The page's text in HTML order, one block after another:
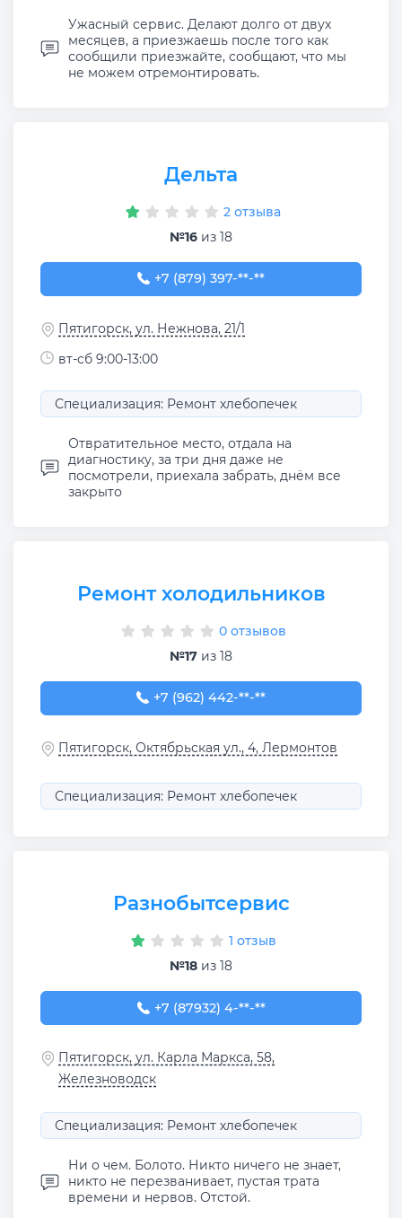
Ужасный сервис. Делают долго от двух
месяцев, а приезжаешь после того как
сообщили приезжайте, сообщают, что мы
не можем отремонтировать.
Дельта
2 отзыва
№16 из 18
+7 (879) 397-90-56
+7 (879) 397-**-**
Пятигорск, ул. Нежнова, 21/1
вт-сб 9:00-13:00
Специализация: Ремонт хлебопечек
Отвратительное место, отдала на
диагностику, за три дня даже не
посмотрели, приехала забрать, днём все
закрыто
Ремонт холодильников
0 отзывов
№17 из 18
+7 (962) 442-61-82
+7 (962) 442-**-**
Пятигорск, Октябрьская ул., 4, Лермонтов
Специализация: Ремонт хлебопечек
Разнобытсервис
1 отзыв
№18 из 18
+7 (87932) 4-17-69
+7 (87932) 4-**-**
Пятигорск, ул. Карла Маркса, 58,
Железноводск
Специализация: Ремонт хлебопечек
Ни о чем. Болото. Никто ничего не знает,
никто не перезванивает, пустая трата
времени и нервов. Отстой.